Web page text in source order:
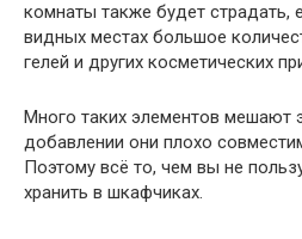
комнаты также будет страдать,
видных местах большое
гелей и других косметических
Много таких элементов мешают
добавлении они плохо
Поэтому всё то, чем вы не
хранить в шкафчиках.